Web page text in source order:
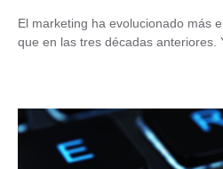
El marketing ha evolucionado más
que en las tres décadas anteriores.